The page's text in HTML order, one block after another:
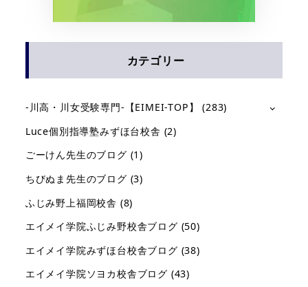
カテゴリー
-川高・川女受験専門-【EIMEI-TOP】
(283)
Luce個別指導塾みずほ台校舎 (2)
ごーけん先生のブログ (1)
ちびぬま先生のブログ (3)
ふじみ野上福岡校舎 (8)
エイメイ学院ふじみ野校舎ブログ (50)
エイメイ学院みずほ台校舎ブログ (38)
エイメイ学院ソヨカ校舎ブログ (43)